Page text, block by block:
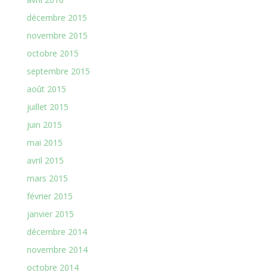
décembre 2015
novembre 2015
octobre 2015
septembre 2015
août 2015
juillet 2015
juin 2015
mai 2015
avril 2015
mars 2015
février 2015
janvier 2015
décembre 2014
novembre 2014
octobre 2014